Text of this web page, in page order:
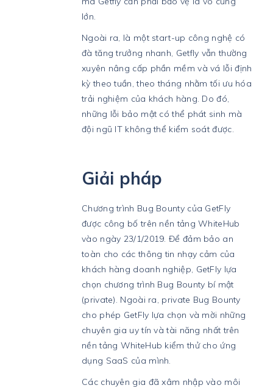
lớn.
Ngoài ra, là một start-up công nghệ có
đà tăng trưởng nhanh, Getfly vẫn thường
xuyên nâng cấp phần mềm và vá lỗi định
kỳ theo tuần, theo tháng nhằm tối ưu hóa
trải nghiệm của khách hàng. Do đó,
những lỗi bảo mật có thể phát sinh mà
đội ngũ IT không thể kiểm soát được.
Giải pháp
Chương trình Bug Bounty của GetFly
được công bố trên nền tảng WhiteHub
vào ngày 23/1/2019. Để đảm bảo an
toàn cho các thông tin nhạy cảm của
khách hàng doanh nghiệp, GetFly lựa
chọn chương trình Bug Bounty bí mật
(private). Ngoài ra, private Bug Bounty
cho phép GetFly lựa chọn và mời những
chuyên gia uy tín và tài năng nhất trên
nền tảng WhiteHub kiểm thử cho ứng
dụng SaaS của mình.
Các chuyên gia đã xâm nhập vào môi